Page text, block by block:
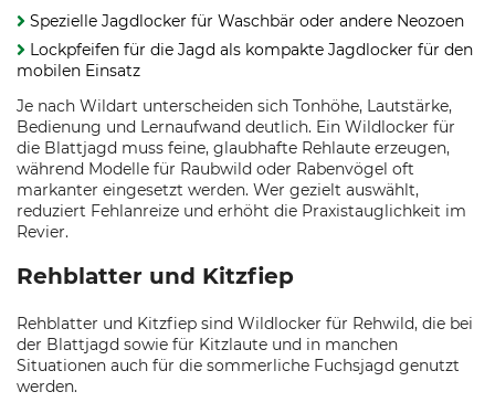
Spezielle Jagdlocker für Waschbär oder andere Neozoen
Lockpfeifen für die Jagd als kompakte Jagdlocker für den
mobilen Einsatz
Je nach Wildart unterscheiden sich Tonhöhe, Lautstärke,
Bedienung und Lernaufwand deutlich. Ein Wildlocker für
die Blattjagd muss feine, glaubhafte Rehlaute erzeugen,
während Modelle für Raubwild oder Rabenvögel oft
markanter eingesetzt werden. Wer gezielt auswählt,
reduziert Fehlanreize und erhöht die Praxistauglichkeit im
Revier.
Rehblatter und Kitzfiep
Rehblatter und Kitzfiep sind Wildlocker für Rehwild, die bei
der Blattjagd sowie für Kitzlaute und in manchen
Situationen auch für die sommerliche Fuchsjagd genutzt
werden.